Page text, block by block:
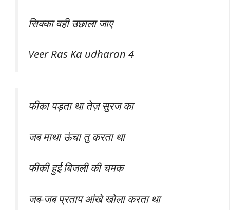
सिक्का वही उछाला जाए
Veer Ras Ka udharan 4
फीका पड़ता था तेज़ सुरज का
जब माथा ऊंचा तु करता था
फीकी हुई बिजली की चमक
जब-जब प्रताप आंखे खोला करता था